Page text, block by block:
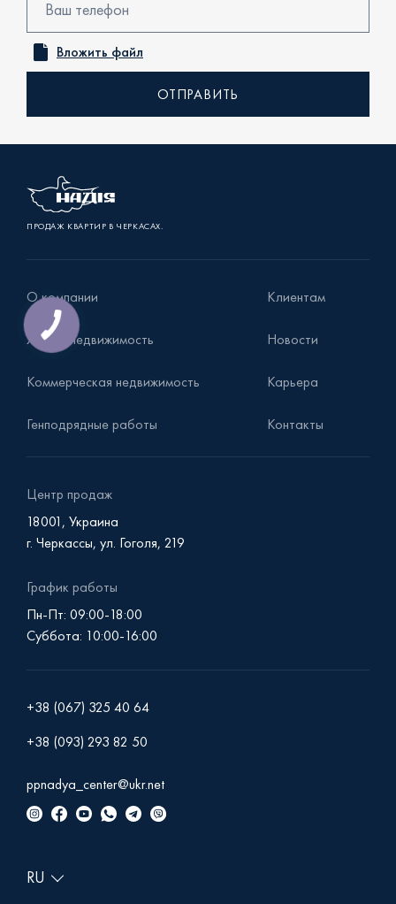
Онлайн консультация
Уточнить наличие
Вложить файл
ПРОДАЖ КВАРТИР В ЧЕРКАСАХ.
О компании Клиентам
Жилая недвижимость Новости
Коммерческая недвижимость Карьера
Генподрядные работы Контакты
Центр продаж
18001, Украина
г. Черкассы, ул. Гоголя, 219
График работы
Пн-Пт: 09:00-18:00
Суббота: 10:00-16:00
+38 (067) 325 40 64
+38 (093) 293 82 50
ppnadya_center@ukr.net